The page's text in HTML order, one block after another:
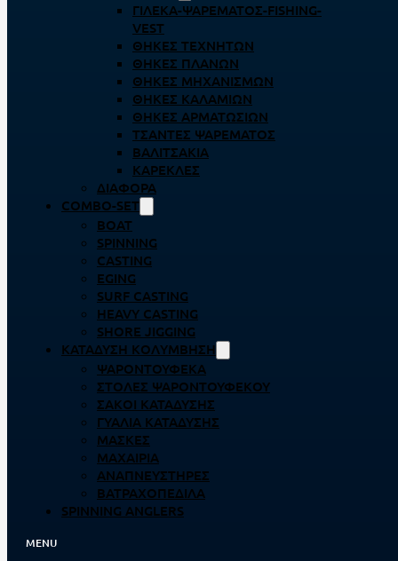
ΓΙΛΈΚΑ-ΨΑΡΈΜΑΤΟΣ-FISHING-
VEST
ΘΉΚΕΣ ΤΕΧΝΗΤΏΝ
ΘΉΚΕΣ ΠΛΆΝΩΝ
ΘΉΚΕΣ ΜΗΧΑΝΙΣΜΏΝ
ΘΉΚΕΣ ΚΑΛΑΜΙΏΝ
ΘΉΚΕΣ ΑΡΜΑΤΩΣΙΏΝ
ΤΣΆΝΤΕΣ ΨΑΡΈΜΑΤΟΣ
ΒΑΛΙΤΣΆΚΙΑ
ΚΑΡΈΚΛΕΣ
ΔΙΆΦΟΡΑ
COMBO-SET
BOAT
SPINNING
CASTING
EGING
SURF CASTING
HEAVY CASTING
SHORE JIGGING
ΚΑΤΆΔΥΣΗ ΚΟΛΎΜΒΗΣΗ
ΨΑΡΟΝΤΟΎΦΕΚΑ
ΣΤΟΛΈΣ ΨΑΡΟΝΤΟΎΦΕΚΟΥ
ΣΆΚΟΙ ΚΑΤΆΔΥΣΗΣ
ΓΥΑΛΙΆ ΚΑΤΆΔΥΣΗΣ
ΜΆΣΚΕΣ
ΜΑΧΑΊΡΙΑ
ΑΝΑΠΝΕΥΣΤΉΡΕΣ
ΒΑΤΡΑΧΟΠΈΔΙΛΑ
SPINNING ANGLERS